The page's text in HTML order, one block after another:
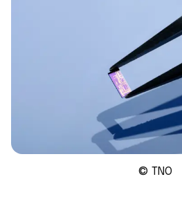
© TNO